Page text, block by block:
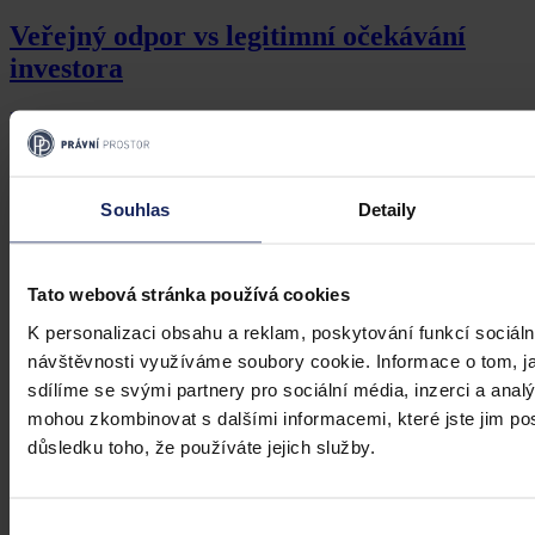
Souhlas Detaily
Tato webová stránka používá cookies
K personalizaci obsahu a reklam, poskytování funkcí
návštěvnosti využíváme soubory cookie. Informace o tom,
sdílíme se svými partnery pro sociální média, inzerci a
mohou zkombinovat s dalšími informacemi, které jste jim
důsledku toho, že používáte jejich služby.
Veřejný odpor vs legitimní očekávání
investora
Investiční očekávání nemůže mít přednost před demokratickým
výkonem samosprávy